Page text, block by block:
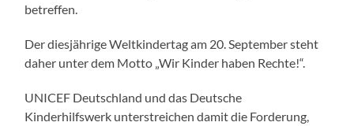
betreffen.
Der diesjährige Weltkindertag am 20. September steht
daher unter dem Motto „Wir Kinder haben Rechte!“.
UNICEF Deutschland und das Deutsche
Kinderhilfswerk unterstreichen damit die Forderung,